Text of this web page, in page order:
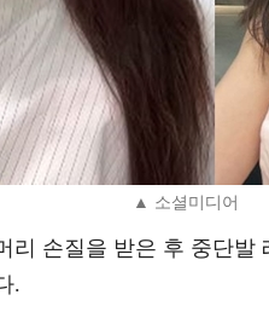
▲ 소셜미디어
리 손질을 받은 후 중단발
.